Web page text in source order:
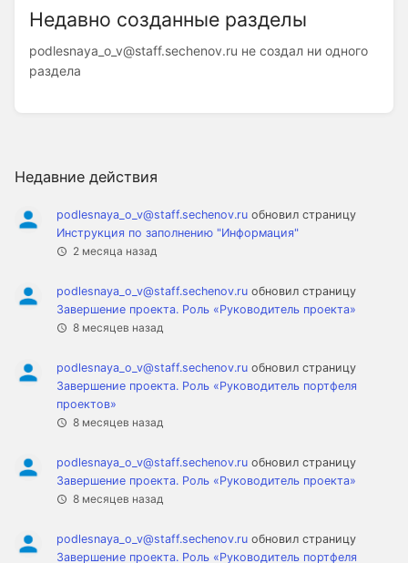
Недавние действия
podlesnaya_o_v@staff.sechenov.ru обновил страницу
Инструкция по заполнению "Информация"
2 месяца назад
podlesnaya_o_v@staff.sechenov.ru обновил страницу
Завершение проекта. Роль «Руководитель проекта»
8 месяцев назад
podlesnaya_o_v@staff.sechenov.ru обновил страницу
Завершение проекта. Роль «Руководитель портфеля
проектов»
8 месяцев назад
podlesnaya_o_v@staff.sechenov.ru обновил страницу
Завершение проекта. Роль «Руководитель проекта»
8 месяцев назад
podlesnaya_o_v@staff.sechenov.ru обновил страницу
Завершение проекта. Роль «Руководитель портфеля
Недавно созданные разделы
podlesnaya_o_v@staff.sechenov.ru не создал ни одного
раздела